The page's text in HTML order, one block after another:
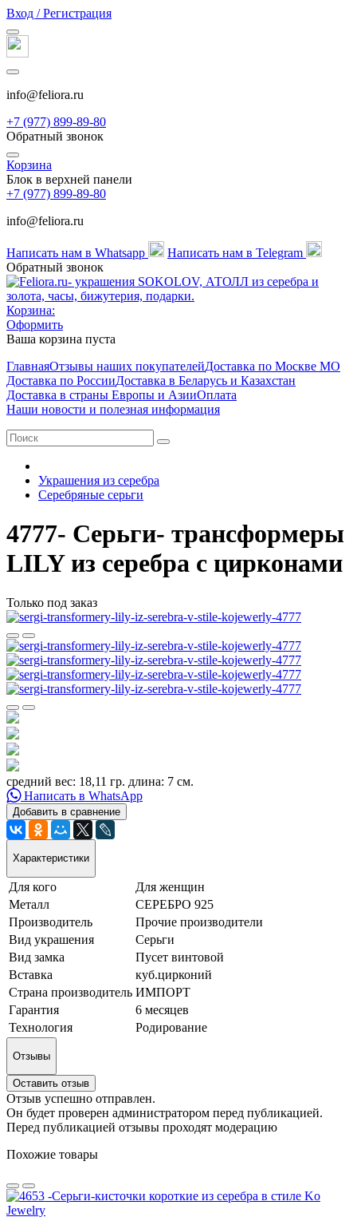
Вход / Регистрация
info@feliora.ru
+7 (977) 899-89-80
Обратный звонок
Корзина
Блок в верхней панели
+7 (977) 899-89-80
info@feliora.ru
Написать нам в Whatsapp
Написать нам в Telegram
Обратный звонок
Корзина:
Оформить
Ваша корзина пуста
ГлавнаяОтзывы наших покупателейДоставка по Москве МО
Доставка по РоссииДоставка в Беларусь и Казахстан
Доставка в страны Европы и АзииОплата
Наши новости и полезная информация
Украшения из серебра
Серебряные серьги
4777- Серьги- трансформеры
LILY из серебра с цирконами
Только под заказ
средний вес: 18,11 гр. длина: 7 см.
Написать в WhatsApp
Добавить в сравнение
Характеристики
Для кого
Для женщин
Металл
СЕРЕБРО 925
Производитель
Прочие производители
Вид украшения
Серьги
Вид замка
Пусет винтовой
Вставка
куб.цирконий
Страна производитель ИМПОРТ
Гарантия
6 месяцев
Технология
Родирование
Отзывы
Оставить отзыв
Отзыв успешно отправлен.
Он будет проверен администратором перед публикацией.
Перед публикацией отзывы проходят модерацию
Похожие товары